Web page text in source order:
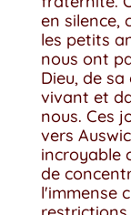
en silence,
les petits
nous ont
Dieu, de
vivant et
nous. Ces
vers
incroyable
de
l'immense